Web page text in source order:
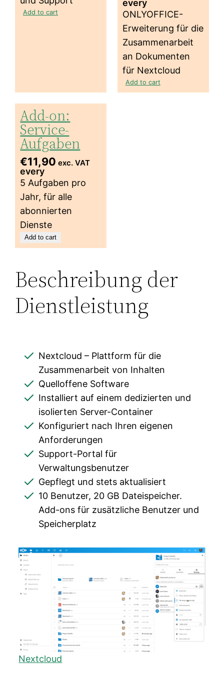
Add to cart
every
ONLYOFFICE-
Erweiterung für die
Zusammenarbeit
an Dokumenten
für Nextcloud
Add to cart
Add-on:
Service-
Aufgaben
€11,90 exc. VAT
every
5 Aufgaben pro
Jahr, für alle
abonnierten
Dienste
Add to cart
Beschreibung der
Dienstleistung
Nextcloud – Plattform für die
Zusammenarbeit von Inhalten
Quelloffene Software
Installiert auf einem dedizierten und
isolierten Server-Container
Konfiguriert nach Ihren eigenen
Anforderungen
Support-Portal für
Verwaltungsbenutzer
Gepflegt und stets aktualisiert
10 Benutzer, 20 GB Dateispeicher.
Add-ons für zusätzliche Benutzer und
Speicherplatz
Nextcloud